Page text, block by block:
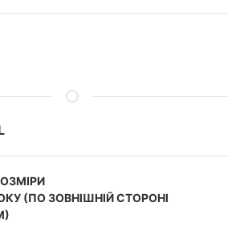
(ПО ЗОВНІШНІЙ СТОРОНІ